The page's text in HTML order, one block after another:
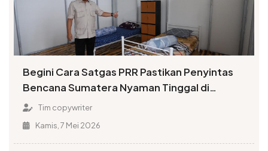
Begini Cara Satgas PRR Pastikan Penyintas
Bencana Sumatera Nyaman Tinggal di
Huntara
Tim copywriter
Kamis, 7 Mei 2026